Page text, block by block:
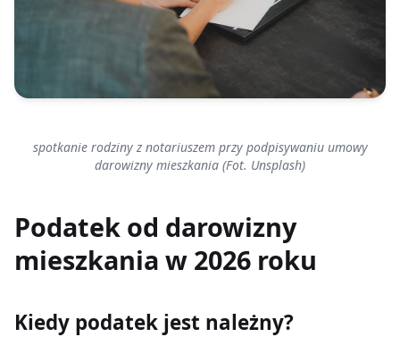
spotkanie rodziny z notariuszem przy podpisywaniu umowy
darowizny mieszkania (Fot. Unsplash)
Podatek od darowizny
mieszkania w 2026 roku
Kiedy podatek jest należny?